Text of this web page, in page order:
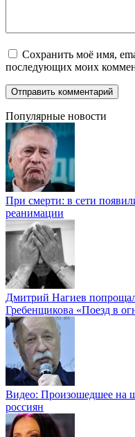
Сохранить моё имя,
последующих моих
Популярные новости
При смерти: в сети
реанимации
Дмитрий Нагиев
Гребенщикова «Поезд в
Видео: Произошедшее на
россиян